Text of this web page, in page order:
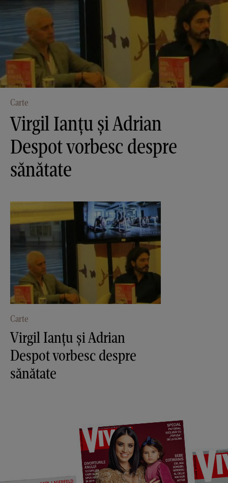
Carte
Virgil Ianțu și Adrian
Despot vorbesc despre
sănătate
Carte
Virgil Ianțu și Adrian
Despot vorbesc despre
sănătate